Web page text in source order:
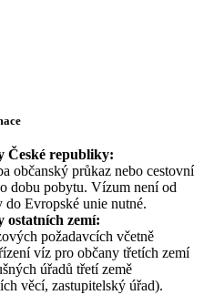
České republiky:
občanský průkaz nebo cestovní
dobu pobytu. Vízum není od
Evropské unie nutné.
ostatních zemí:
požadavcích včetně
víz pro občany třetích zemí
úřadů třetí země
věcí, zastupitelský úřad).